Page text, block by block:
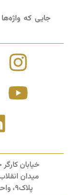
جایی که
خیابان
میدان
پلاک9، واحد 3، طبقه اول